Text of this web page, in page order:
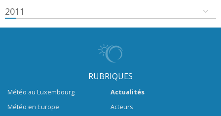
2011
RUBRIQUES
Météo au Luxembourg
Météo en Europe
Actualités
Acteurs